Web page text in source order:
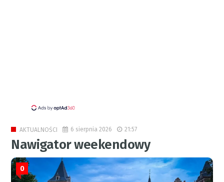
AKTUALNOŚCI 6 sierpnia 2026 21:57
Nawigator weekendowy
0